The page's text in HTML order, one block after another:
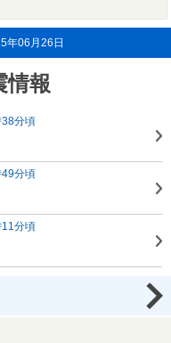
年06月26日
情報
分頃
分頃
分頃